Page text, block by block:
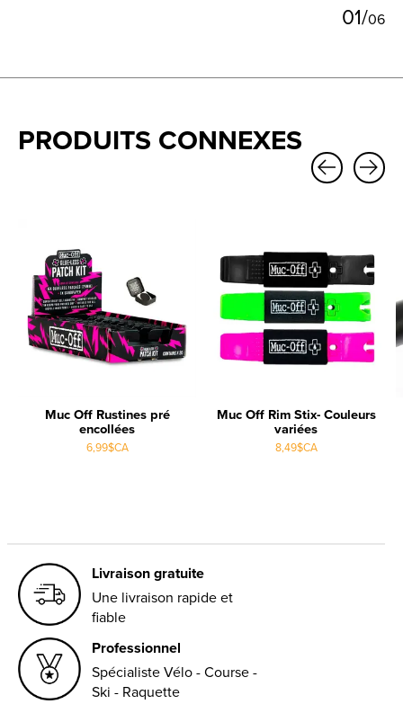
01/06
PRODUITS CONNEXES
Muc Off Rustines pré
encollées
6,99$CA
Muc Off Rim Stix- Couleurs
variées
8,49$CA
Livraison gratuite
Une livraison rapide et
fiable
Professionnel
Spécialiste Vélo - Course -
Ski - Raquette